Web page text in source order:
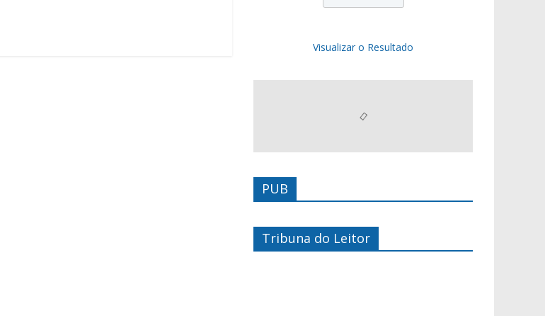
Visualizar o Resultado
PUB
Tribuna do Leitor